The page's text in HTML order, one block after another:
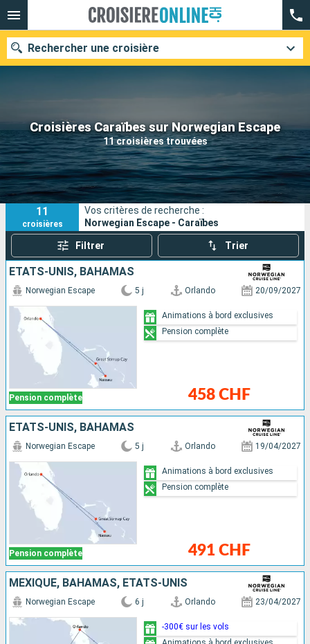
Croisières Caraïbes sur Norwegian Escape
11 croisières trouvées
Rechercher une croisière
Nos destinations
Mois de départ
Ports Compagnies
Rechercher
11
croisières
Vos critères de recherche :
Norwegian Escape - Caraïbes
Filtrer Trier
ÉTATS-UNIS, BAHAMAS
Pension complète
Norwegian Escape 5 j Orlando 20/09/2027
458 CHF
Animations à bord exclusives
Pension complète
ÉTATS-UNIS, BAHAMAS
Pension complète
Norwegian Escape 5 j Orlando 19/04/2027
491 CHF
Animations à bord exclusives
Pension complète
MEXIQUE, BAHAMAS, ÉTATS-UNIS
Norwegian Escape 6 j Orlando 23/04/2027
-300€ sur les vols